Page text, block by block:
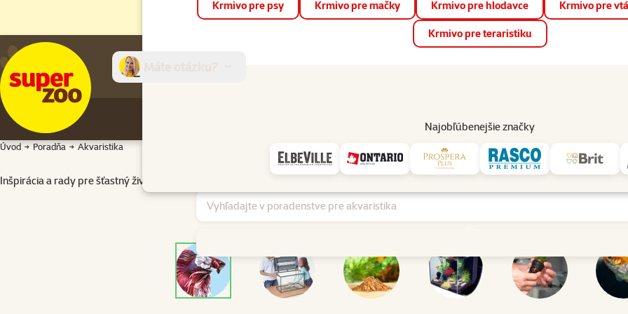
📱 Stiahnite si novú aplikáciu Super zoo.Viac informácií
Krmivo pre psy Krmivo pre mačky Krmivo pre hlodavce Krmivo pre
Krmivo pre teraristiku
Najobľúbenejšie značky
Predajne Služby
Úvod Poradňa Akvaristika
Akvaristika
Inšpirácia a rady pre šťastný život akvárií. 💛🐟
Vyhľadajte v poradni